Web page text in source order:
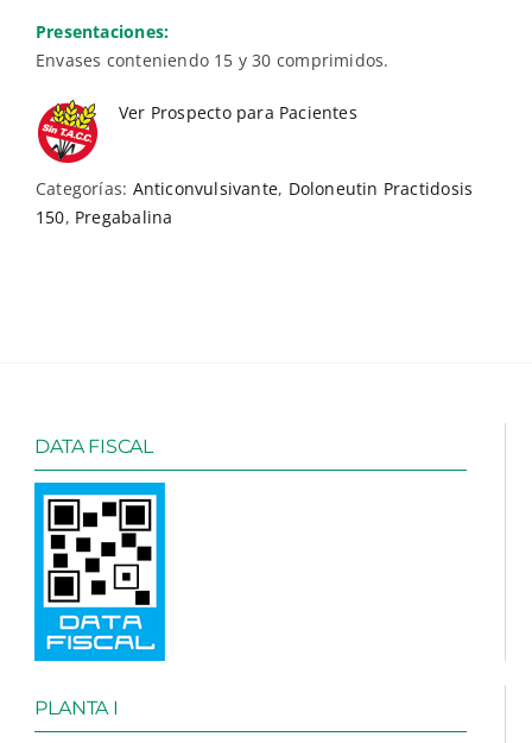
Presentaciones:
Envases conteniendo 15 y 30 comprimidos.
Ver Prospecto para Pacientes
Categorías: Anticonvulsivante, Doloneutin Practidosis
150, Pregabalina
DATA FISCAL
PLANTA I